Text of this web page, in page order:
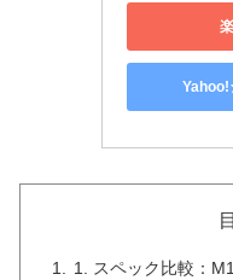
Yahoo!
1. スペック比較：